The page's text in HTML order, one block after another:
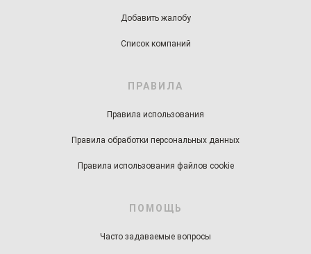
Добавить жалобу
Список компаний
ПРАВИЛА
Правила использования
Правила обработки персональных данных
Правила использования файлов cookie
ПОМОЩЬ
Часто задаваемые вопросы